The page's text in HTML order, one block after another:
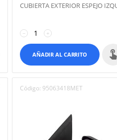
CUBIERTA EXTERIOR ESPEJO
+
−
AÑADIR AL CARRITO
Código: 95063418MET